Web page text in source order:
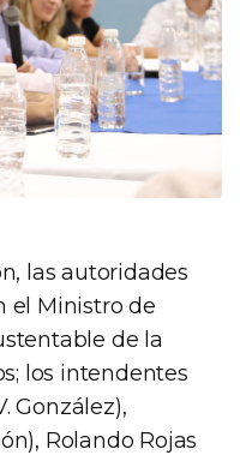
las autoridades
el Ministro de
de la
los intendentes
González),
Rolando Rojas